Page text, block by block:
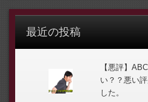
最近の投稿
【悪評】
い？？悪い
した。